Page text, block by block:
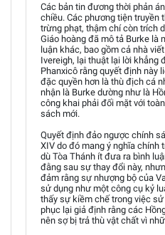
Các bản tin đương thời phản
chiều. Các phương tiện truyền
trừng phạt, thậm chí còn trích
Giáo hoàng đã mô tả Burke là
luận khác, bao gồm cả nhà
Ivereigh, lại thuật lại lời khẳng
Phanxicô rằng quyết định này
đặc quyền hơn là thù địch cá
nhận là Burke dường như là
công khai phải đối mặt với
sách mới.
Quyết định đảo ngược chính
XIV do đó mang ý nghĩa chính
dù Tòa Thánh ít đưa ra bình
đằng sau sự thay đổi này,
đảm rằng sự nhượng bộ của
sử dụng như một công cụ kỷ
thấy sự kiềm chế trong việc
phục lại giả định rằng các
nên sợ bị trả thù vật chất vì